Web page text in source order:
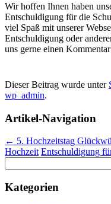
Wir hoffen Ihnen haben
Entschuldigung für die
viel Spaß mit unserer
Entschuldigung oder
uns gerne einen
Dieser Beitrag wurde unter
wp_admin.
Artikel-Navigation
← 5. Hochzeitstag
Hochzeit Entschuldigung
nach:
Kategorien